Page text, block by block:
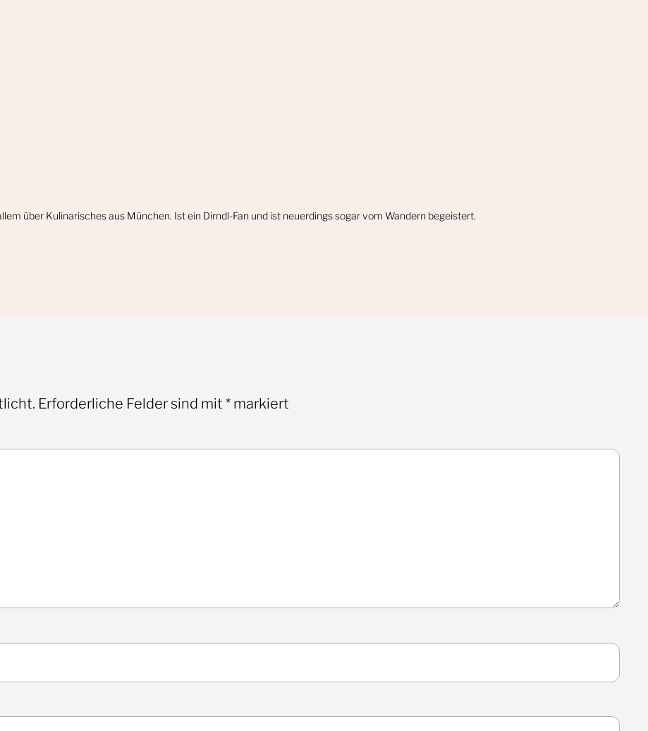
über Kulinarisches aus München. Ist ein Dirndl-Fan und ist neuerdings sogar vom Wandern begeistert.
Erforderliche Felder sind mit * markiert